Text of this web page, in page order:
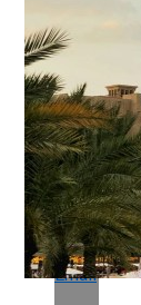
Reddit
Pinterest
Whatsapp
Whatsapp
Email